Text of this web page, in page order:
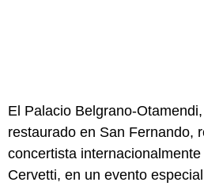
El Palacio Belgrano-
restaurado en San Fernando,
concertista
Cervetti, en un evento